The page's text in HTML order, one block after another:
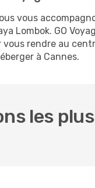
vous
Lombok. GO
vous rendre au
à Cannes.
les